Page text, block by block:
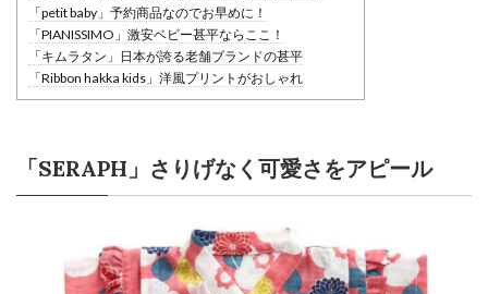
「petit baby」予約商品なのでお早めに！
「PIANISSIMO」激安ベビー甚平ならここ！
「キムラタン」日本が誇る老舗ブランドの甚平
「Ribbon hakka kids」洋風プリントがおしゃれ
「SERAPH」さりげなく可愛さをアピール